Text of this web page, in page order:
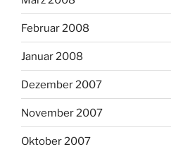
Februar 2008
Januar 2008
Dezember 2007
November 2007
Oktober 2007